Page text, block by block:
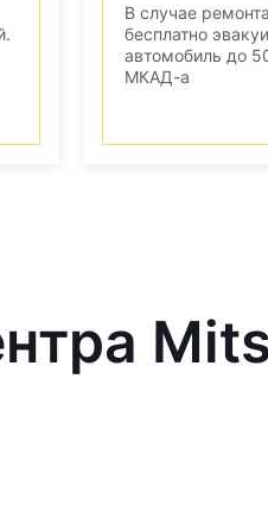
В случае
бесплатно
автомобиль до
МКАД-а